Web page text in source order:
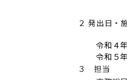
２ 発出日・
令和４
令和５
３ 担当